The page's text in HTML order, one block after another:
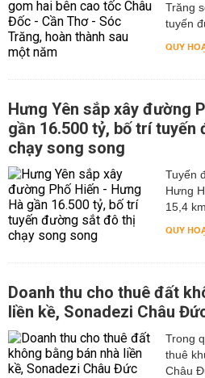
Trăng
tuyến
QUY
Hưng Yên sắp xây đường
gần 16.500 tỷ, bố trí
chạy song song
Tuyến
Hưng
15,4
QUY
Doanh thu cho thuê đất
liền kề, Sonadezi Châu
Trong
thuê
Châu